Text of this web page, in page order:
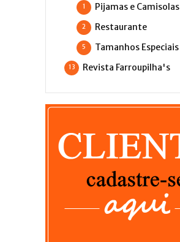
Pijamas e Camisolas
1
Restaurante
2
Tamanhos Especiais
5
Revista Farroupilha's
13